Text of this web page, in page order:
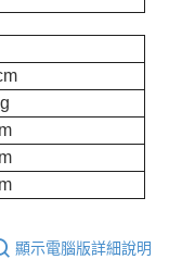
顯示電腦版詳細說明